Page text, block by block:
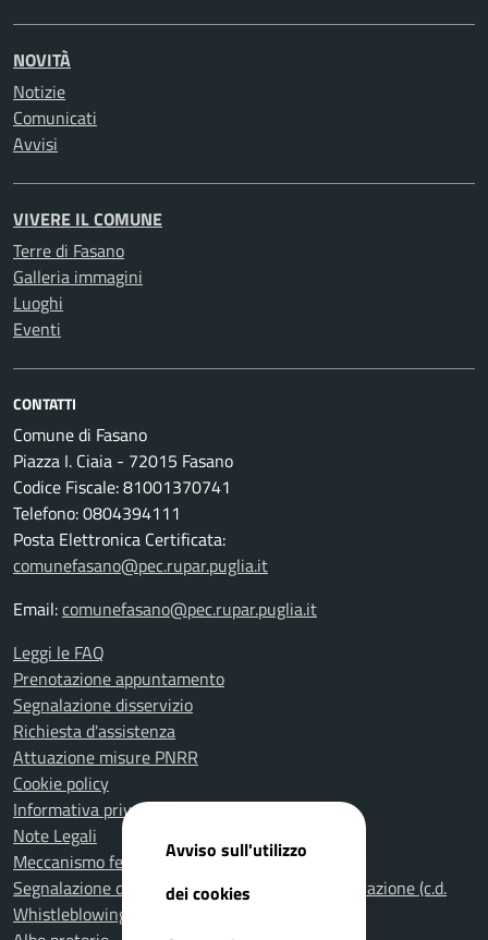
NOVITÀ
Notizie
Comunicati
Avvisi
VIVERE IL COMUNE
Terre di Fasano
Galleria immagini
Luoghi
Eventi
CONTATTI
Comune di Fasano
Piazza I. Ciaia - 72015 Fasano
Codice Fiscale: 81001370741
Telefono: 0804394111
Posta Elettronica Certificata:
comunefasano@pec.rupar.puglia.it
Email:comunefasano@pec.rupar.puglia.it
Leggi le FAQ
Prenotazione appuntamento
Segnalazione disservizio
Richiesta d'assistenza
Attuazione misure PNRR
Cookie policy
Informativa privacy
Note Legali
Meccanismo feedback per l'accessibilità
Segnalazione di illeciti nella Pubblica Amministrazione (c.d.
Whistleblowing)
Avviso sull'utilizzo
dei cookies